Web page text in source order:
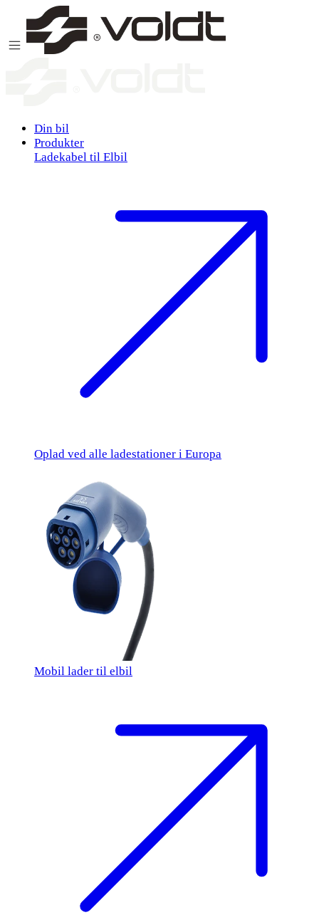
Gå til indhold
Din bil
Produkter
Ladekabel til Elbil
Oplad ved alle ladestationer i Europa
Mobil lader til elbil